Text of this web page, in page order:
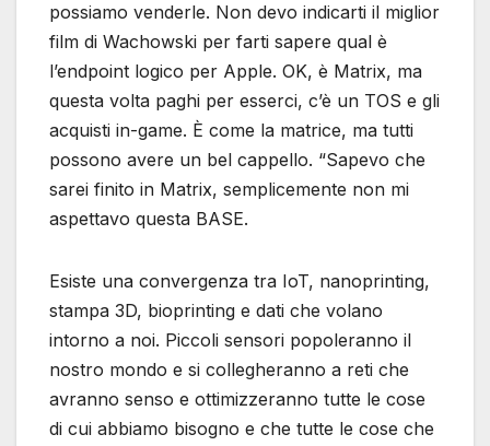
possiamo venderle. Non devo indicarti il ​​miglior
film di Wachowski per farti sapere qual è
l’endpoint logico per Apple. OK, è Matrix, ma
questa volta paghi per esserci, c’è un TOS e gli
acquisti in-game. È come la matrice, ma tutti
possono avere un bel cappello. “Sapevo che
sarei finito in Matrix, semplicemente non mi
aspettavo questa BASE.
Esiste una convergenza tra IoT, nanoprinting,
stampa 3D, bioprinting e dati che volano
intorno a noi. Piccoli sensori popoleranno il
nostro mondo e si collegheranno a reti che
avranno senso e ottimizzeranno tutte le cose
di cui abbiamo bisogno e che tutte le cose che